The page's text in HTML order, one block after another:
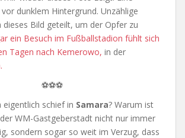
dunklem Hintergrund. Unzählige
dieses Bild geteilt, um der Opfer zu
ein Besuch im Fußballstadion fühlt sich
Tagen nach Kemerowo, in der
⚽⚽⚽
eigentlich schief in Samara? Warum ist
WM-Gastgeberstadt nicht nur immer
sondern sogar so weit im Verzug, dass